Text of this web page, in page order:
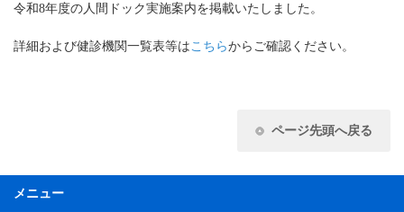
令和8年度の人間ドック実施案内を掲載いたしました。
詳細および健診機関一覧表等はこちらからご確認ください。
ページ先頭へ戻る
メニュー